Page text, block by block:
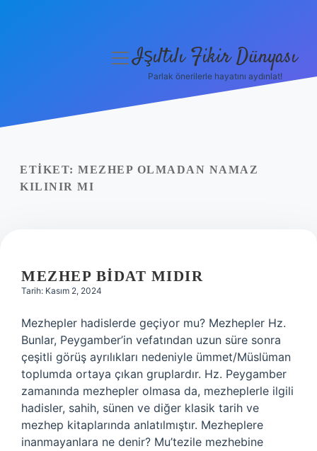
Yasal Uyarı
menüyüIşıltılı Fikir Dünyası
Parlak önerilerle hayatını aydınlat!
ETIKET: MEZHEP OLMADAN NAMAZ
KILINIR MI
MEZHEP BIDAT MIDIR
Tarih: Kasım 2, 2024
Mezhepler hadislerde geçiyor mu? Mezhepler Hz.
Bunlar, Peygamber’in vefatından uzun süre sonra
çeşitli görüş ayrılıkları nedeniyle ümmet/Müslüman
toplumda ortaya çıkan gruplardır. Hz. Peygamber
zamanında mezhepler olmasa da, mezheplerle ilgili
hadisler, sahih, sünen ve diğer klasik tarih ve
mezhep kitaplarında anlatılmıştır. Mezheplere
inanmayanlara ne denir? Mu’tezile mezhebine